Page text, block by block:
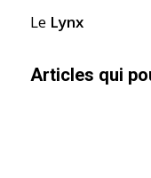
Le Lynx
Articles qui